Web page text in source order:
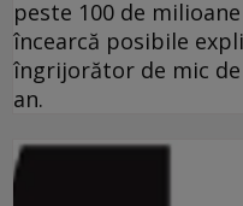
peste 100 de
încearcă posibile
îngrijorător de mic
an.